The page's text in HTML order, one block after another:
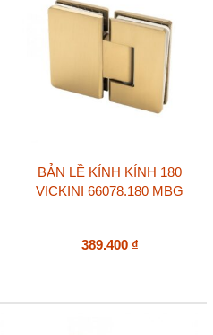
BẢN LỀ KÍNH KÍNH 180
VICKINI 66078.180 MBG
389.400 ₫